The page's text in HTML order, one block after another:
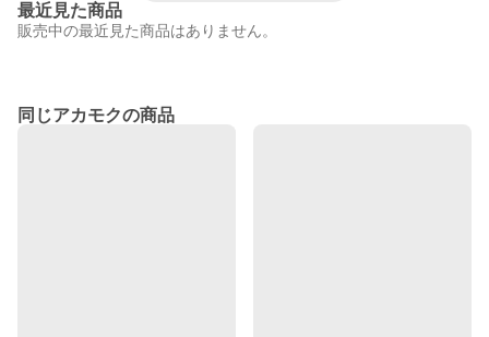
最近見た商品
販売中の最近見た商品はありません。
同じアカモクの商品